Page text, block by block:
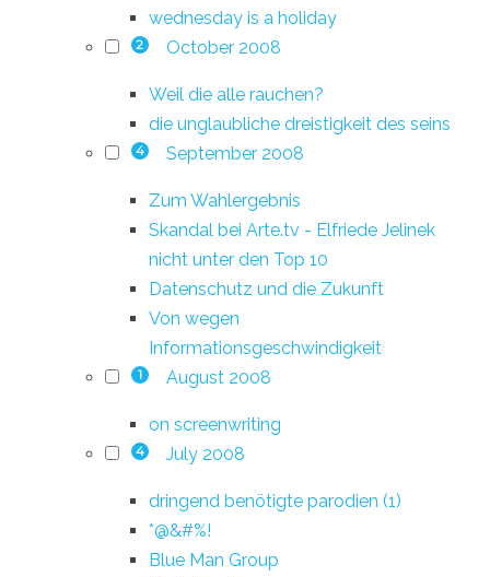
wednesday is a holiday
2 October 2008
Weil die alle rauchen?
die unglaubliche dreistigkeit des seins
4 September 2008
Zum Wahlergebnis
Skandal bei Arte.tv - Elfriede Jelinek
nicht unter den Top 10
Datenschutz und die Zukunft
Von wegen
Informationsgeschwindigkeit
1 August 2008
on screenwriting
4 July 2008
dringend benötigte parodien (1)
*@&#%!
Blue Man Group